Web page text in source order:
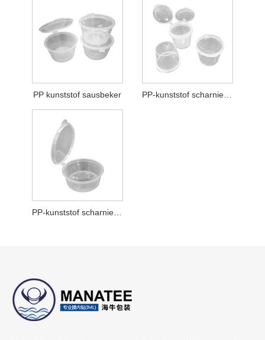
PP kunststof sausbeker PP-kunststof scharnierende sausbeker
PP-kunststof scharnierende sauscontainer